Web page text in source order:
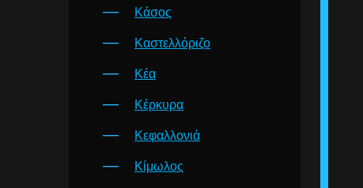
Κάσος
Καστελλόριζο
Κέα
Κέρκυρα
Κεφαλλονιά
Κίμωλος